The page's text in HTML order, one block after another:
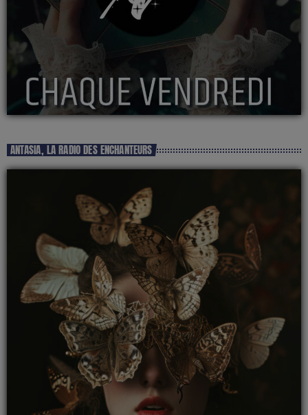
ANTASIA, LA RADIO DES ENCHANTEURS